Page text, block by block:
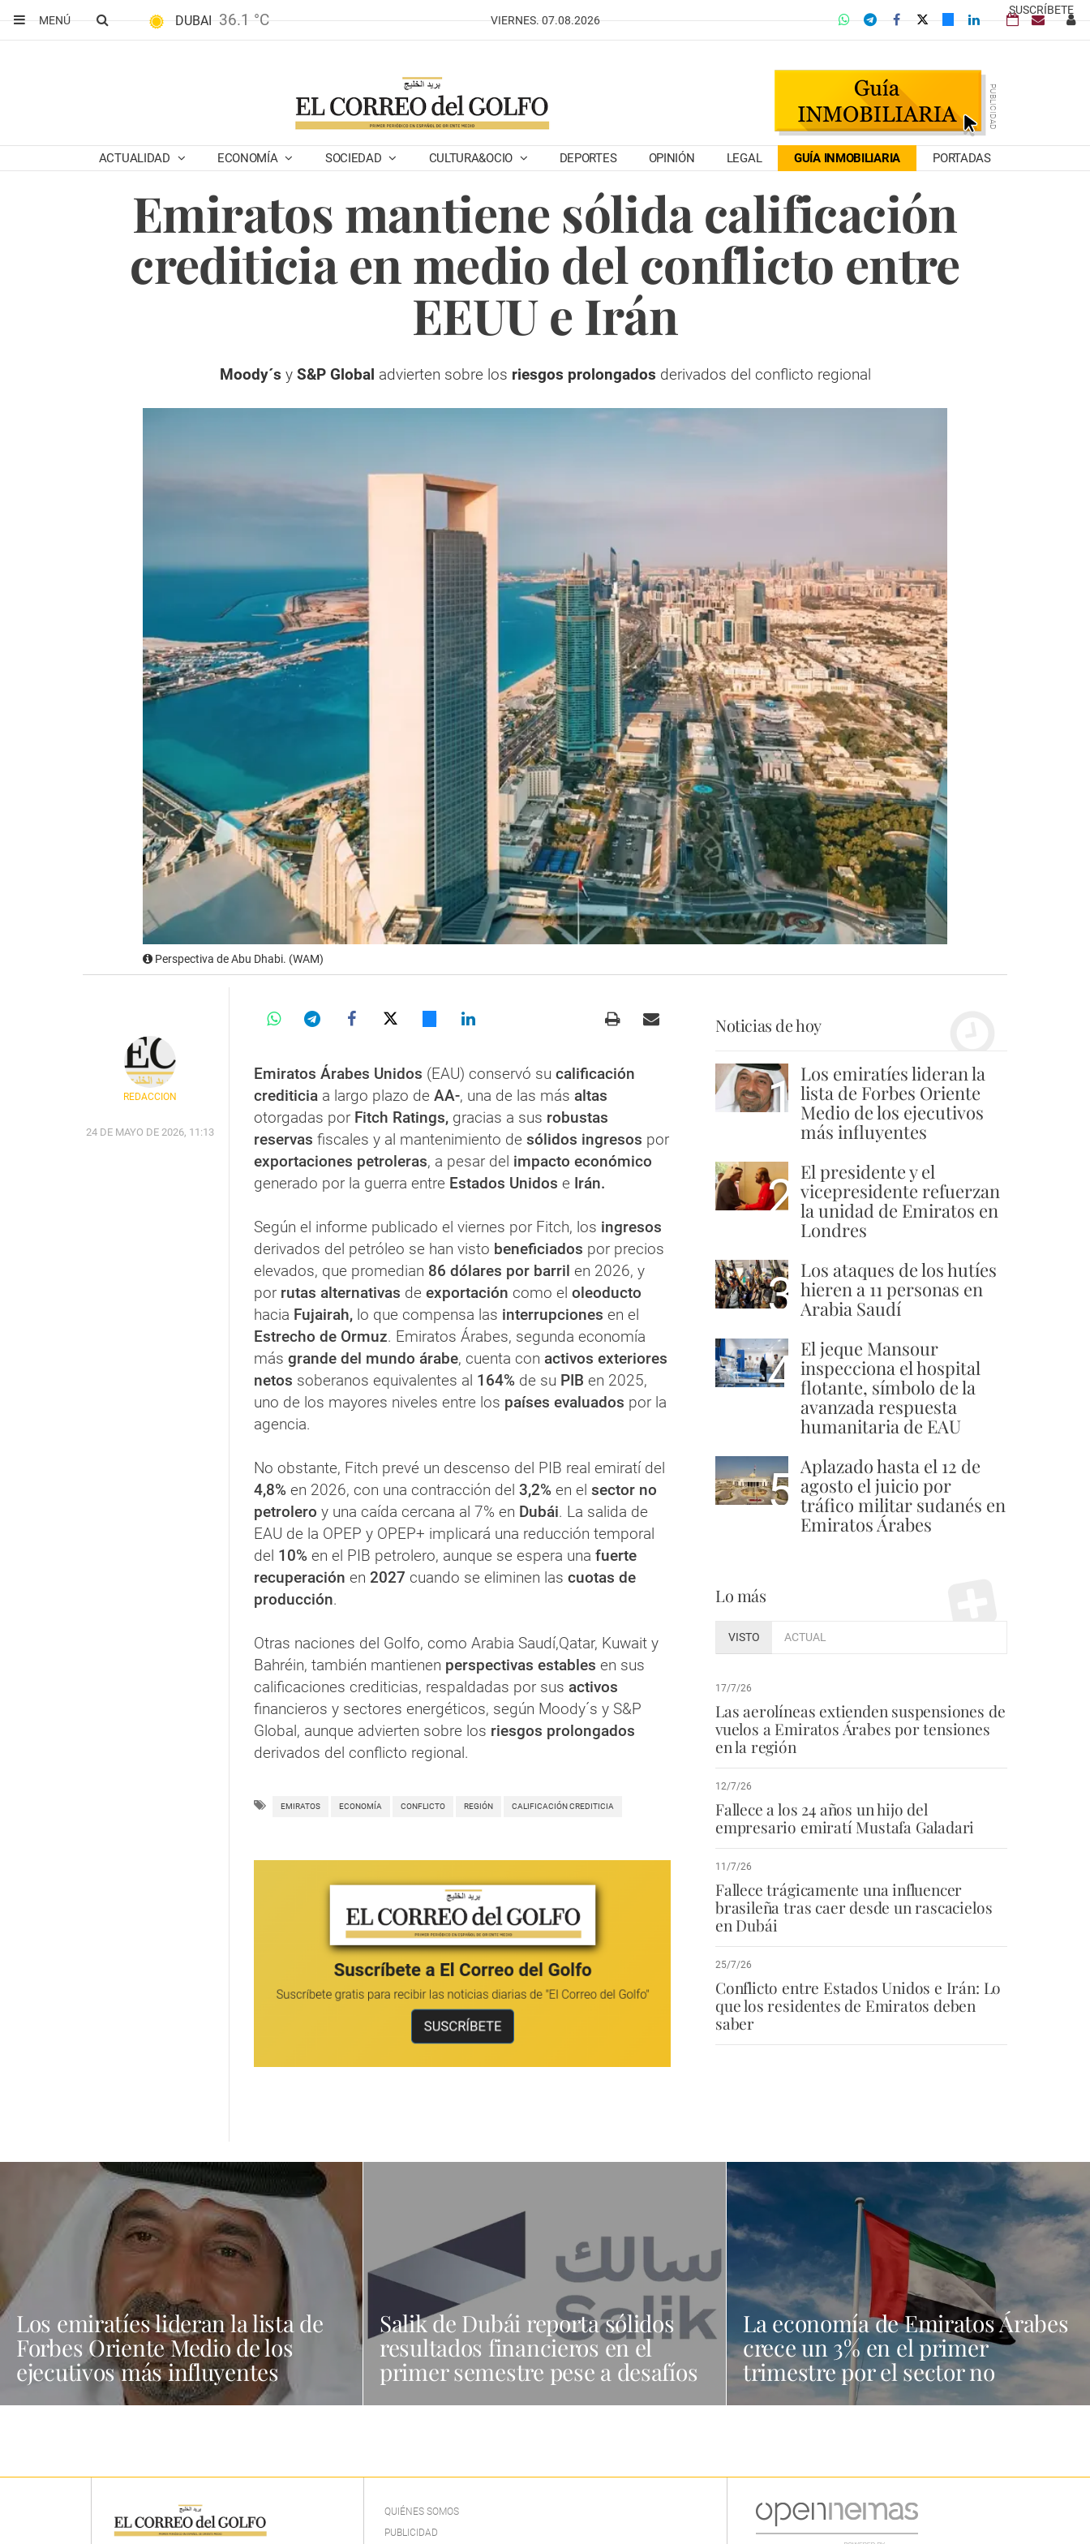
SUSCRÍBETE
MENÚ
DUBAI 36.1 °C VIERNES. 07.08.2026
ACTUALIDAD ECONOMÍA SOCIEDAD CULTURA&OCIO DEPORTES OPINIÓN LEGAL GUÍA INMOBILIARIA PORTADAS
Emiratos mantiene sólida calificación
crediticia en medio del conflicto entre
EEUU e Irán
Moody´s yS&P Global advierten sobre los riesgos prolongados derivados del conflicto regional
Perspectiva de Abu Dhabi. (WAM)
REDACCIÓN
24 DE MAYO DE 2026, 11:13
Emiratos Árabes Unidos (EAU) conservó su calificación
crediticia a largo plazo de AA-, una de las más altas
otorgadas por Fitch Ratings, gracias a sus robustas
reservas fiscales y al mantenimiento de sólidos ingresos por
exportaciones petroleras, a pesar del impacto económico
generado por la guerra entre Estados Unidos e Irán.
Según el informe publicado el viernes por Fitch, los ingresos
derivados del petróleo se han visto beneficiados por precios
elevados, que promedian 86 dólares por barril en 2026, y
por rutas alternativas de exportación como el oleoducto
hacia Fujairah, lo que compensa las interrupciones en el
Estrecho de Ormuz. Emiratos Árabes, segunda economía
más grande del mundo árabe, cuenta con activos exteriores
netos soberanos equivalentes al 164% de su PIB en 2025,
uno de los mayores niveles entre los países evaluados por la
agencia.
No obstante, Fitch prevé un descenso del PIB real emiratí del
4,8% en 2026, con una contracción del 3,2% en el sector no
petrolero y una caída cercana al 7% en Dubái. La salida de
EAU de la OPEP y OPEP+ implicará una reducción temporal
del 10% en el PIB petrolero, aunque se espera una fuerte
recuperación en 2027 cuando se eliminen las cuotas de
producción.
Otras naciones del Golfo, como Arabia Saudí,Qatar, Kuwait y
Bahréin, también mantienen perspectivas estables en sus
calificaciones crediticias, respaldadas por sus activos
financieros y sectores energéticos, según Moody´s y S&P
Global, aunque advierten sobre los riesgos prolongados
derivados del conflicto regional.
EMIRATOS ECONOMÍA CONFLICTO REGIÓN CALIFICACIÓN CREDITICIA
Noticias de hoy
1 Los emiratíes lideran la
lista de Forbes Oriente
Medio de los ejecutivos
más influyentes
2 El presidente y el
vicepresidente refuerzan
la unidad de Emiratos en
Londres
3 Los ataques de los hutíes
hieren a 11 personas en
Arabia Saudí
4 El jeque Mansour
inspecciona el hospital
flotante, símbolo de la
avanzada respuesta
humanitaria de EAU
5 Aplazado hasta el 12 de
agosto el juicio por
tráfico militar sudanés en
Emiratos Árabes
Lo más
VISTO ACTUAL
17/7/26
Las aerolíneas extienden suspensiones de
vuelos a Emiratos Árabes por tensiones
en la región
12/7/26
Fallece a los 24 años un hijo del
empresario emiratí Mustafa Galadari
11/7/26
Fallece trágicamente una influencer
brasileña tras caer desde un rascacielos
en Dubái
25/7/26
Conflicto entre Estados Unidos e Irán: Lo
que los residentes de Emiratos deben
saber
Los emiratíes lideran la lista de
Forbes Oriente Medio de los
ejecutivos más influyentes
Salik de Dubái reporta sólidos
resultados financieros en el
primer semestre pese a desafíos
La economía de Emiratos Árabes
crece un 3% en el primer
trimestre por el sector no
petrolero
QUIÉNES SOMOS
PUBLICIDAD